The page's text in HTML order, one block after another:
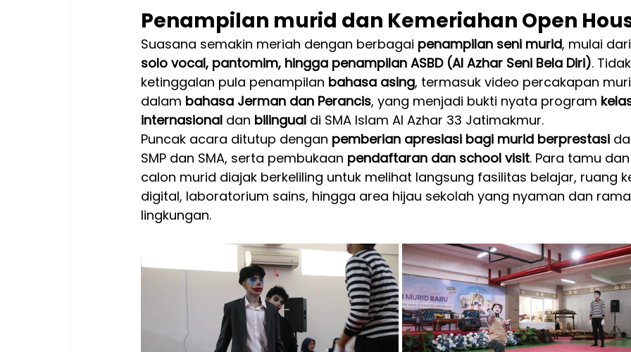
Penampilan murid dan Kemeriahan Open
Suasana semakin meriah dengan berbagai penampilan seni murid, mulai
solo vocal, pantomim, hingga penampilan ASBD (Al Azhar Seni Bela Diri).
ketinggalan pula penampilan bahasa asing, termasuk video percakapan
dalam bahasa Jerman dan Perancis, yang menjadi bukti nyata program
internasional dan bilingual di SMA Islam Al Azhar 33 Jatimakmur.
Puncak acara ditutup dengan pemberian apresiasi bagi murid berprestasi
SMP dan SMA, serta pembukaan pendaftaran dan school visit. Para tamu
calon murid diajak berkeliling untuk melihat langsung fasilitas belajar, ruang
digital, laboratorium sains, hingga area hijau sekolah yang nyaman dan
lingkungan.